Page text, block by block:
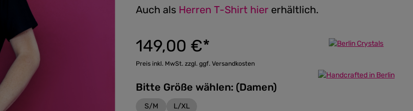
Auch als Herren T-Shirt hier erhältlich.
149,00 €*
Preis inkl. MwSt. zzgl. ggf. Versandkosten
Bitte Größe wählen: (Damen)
S/M L/XL